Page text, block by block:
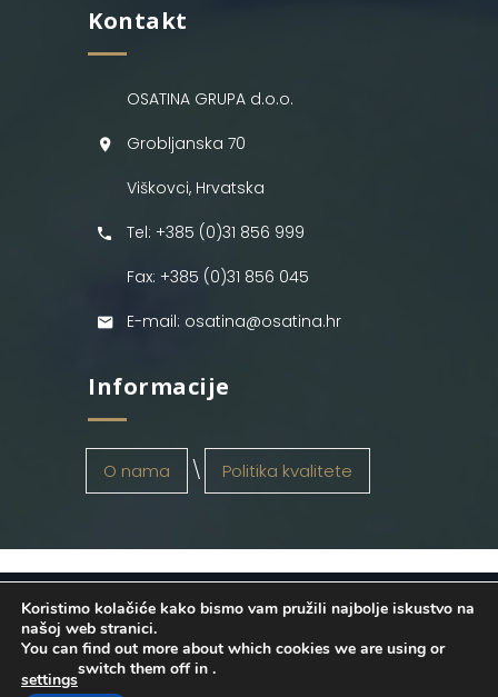
Kontakt
OSATINA GRUPA d.o.o.
Grobljanska 70
Viškovci, Hrvatska
Tel: +385 (0)31 856 999
Fax: +385 (0)31 856 045
E-mail: osatina@osatina.hr
Informacije
O nama Politika kvalitete
OSATINA GRUPA d.o.o. 2026
. Configured
byINFOS Osijek. Sva prava pridržana.
Koristimo kolačiće kako bismo vam pružili najbolje iskustvo na
našoj web stranici.
You can find out more about which cookies we are using or
switch them off in
settings
.